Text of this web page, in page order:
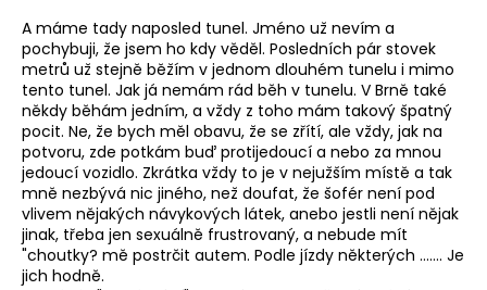
A máme tady naposled tunel. Jméno už nevím a
pochybuji, že jsem ho kdy věděl. Posledních pár stovek
metrů už stejně běžím v jednom dlouhém tunelu i mimo
tento tunel. Jak já nemám rád běh v tunelu. V Brně také
někdy běhám jedním, a vždy z toho mám takový špatný
pocit. Ne, že bych měl obavu, že se zřítí, ale vždy, jak na
potvoru, zde potkám buď protijedoucí a nebo za mnou
jedoucí vozidlo. Zkrátka vždy to je v nejužším místě a tak
mně nezbývá nic jiného, než doufat, že šofér není pod
vlivem nějakých návykových látek, anebo jestli není nějak
jinak, třeba jen sexuálně frustrovaný, a nebude mít
"choutky? mě postrčit autem. Podle jízdy některých ....... Je
jich hodně.